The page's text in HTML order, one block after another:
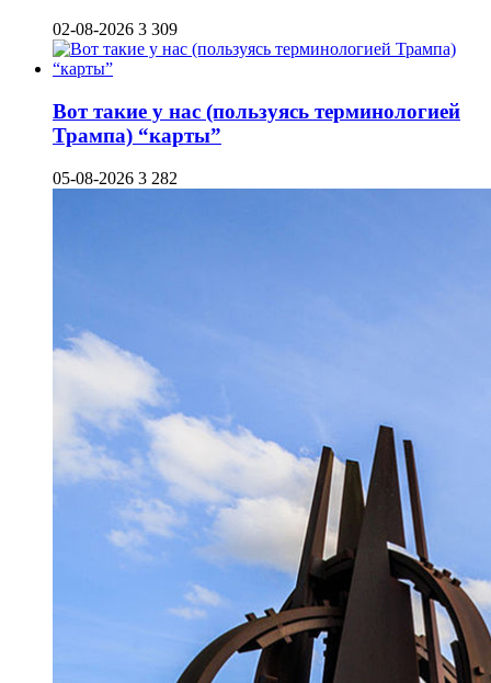
02-08-2026 3 309
Вот такие у нас (пользуясь терминологией
Трампа) “карты”
05-08-2026 3 282